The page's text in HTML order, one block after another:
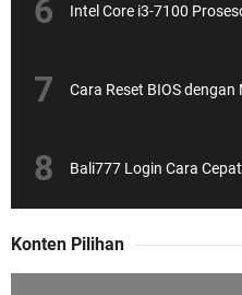
Konten Pilihan